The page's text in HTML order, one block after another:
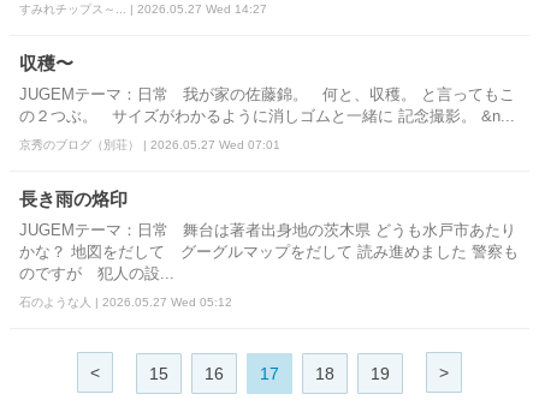
すみれチップス～... | 2026.05.27 Wed 14:27
収穫〜
JUGEMテーマ：日常 我が家の佐藤錦。 何と、収穫。 と言ってもこ
の２つぶ。 サイズがわかるように消しゴムと一緒に 記念撮影。 &n...
京秀のブログ（別荘） | 2026.05.27 Wed 07:01
長き雨の烙印
JUGEMテーマ：日常 舞台は著者出身地の茨木県 どうも水戸市あたり
かな？ 地図をだして グーグルマップをだして 読み進めました 警察も
のですが 犯人の設...
石のような人 | 2026.05.27 Wed 05:12
< 15 16 17 18 19 >